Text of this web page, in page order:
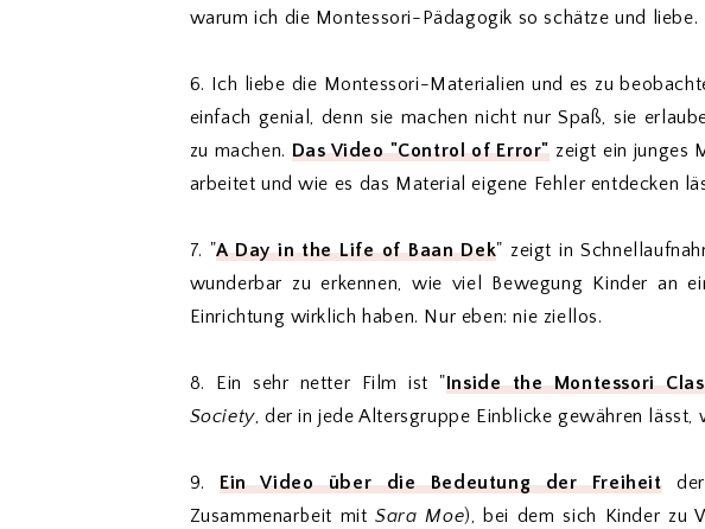
warum ich die Montessori-Pädagogik so schätze und liebe.
6. Ich liebe die Montessori-Materialien und es zu
einfach genial, denn sie machen nicht nur Spaß, sie
zu machen. Das Video "Control of Error" zeigt ein junges
arbeitet und wie es das Material eigene Fehler entdecken
7. "A Day in the Life of Baan Dek" zeigt in
wunderbar zu erkennen, wie viel Bewegung Kinder an
Einrichtung wirklich haben. Nur eben: nie ziellos.
8. Ein sehr netter Film ist "Inside the Montessori
Society, der in jede Altersgruppe Einblicke gewähren lässt,
9.Ein Video über die Bedeutung der Freiheit
Zusammenarbeit mitSara Moe), bei dem sich Kinder zu